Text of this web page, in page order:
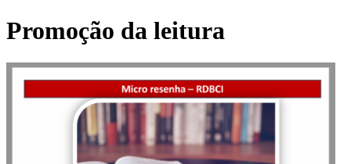
Promoção da leitura